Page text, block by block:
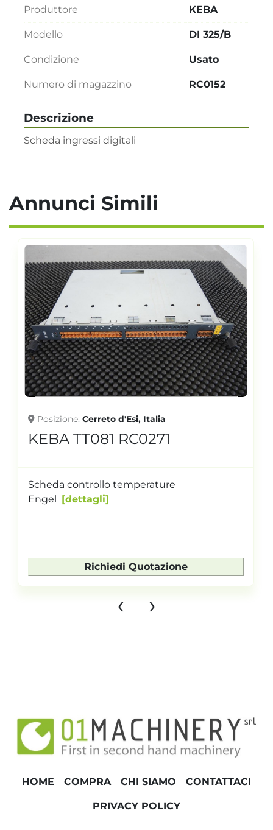
Descrizione
Scheda ingressi digitali
Produttore KEBA
Modello DI 325/B
Condizione Usato
Numero di magazzino RC0152
Annunci Simili
Posizione Cerreto d'Esi, Italia
KEBA TT081 RC0271
Scheda controllo temperature
Engel
dettagli
Richiedi Quotazione
‹ ›
HOME COMPRA CHI SIAMO CONTATTACI
PRIVACY POLICY